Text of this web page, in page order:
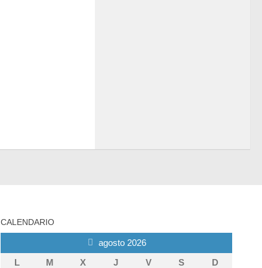
CALENDARIO
agosto 2026
L
M X J V S
D